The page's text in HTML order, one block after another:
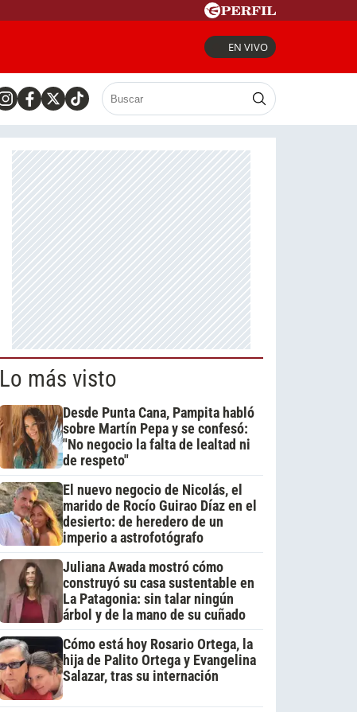
EN VIVO
Lo más visto
Desde Punta Cana, Pampita habló
sobre Martín Pepa y se confesó:
"No negocio la falta de lealtad ni
de respeto"
El nuevo negocio de Nicolás, el
marido de Rocío Guirao Díaz en el
desierto: de heredero de un
imperio a astrofotógrafo
Juliana Awada mostró cómo
construyó su casa sustentable en
La Patagonia: sin talar ningún
árbol y de la mano de su cuñado
Cómo está hoy Rosario Ortega, la
hija de Palito Ortega y Evangelina
Salazar, tras su internación